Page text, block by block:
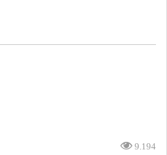
9.194